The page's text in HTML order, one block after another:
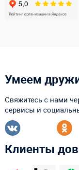
Умеем
Свяжитесь с нами
сервисы и
Клиенты